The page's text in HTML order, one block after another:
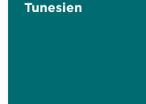
Tunesien